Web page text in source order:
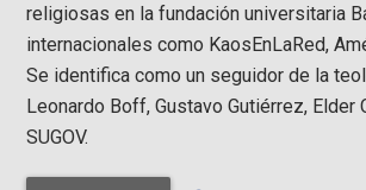
religiosas en la fundación universitaria
internacionales como KaosEnLaRed,
Se identifica como un seguidor de la
Leonardo Boff, Gustavo Gutiérrez,
SUGOV.